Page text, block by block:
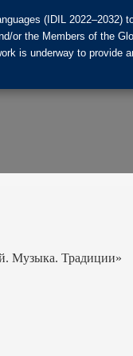
Музыка. Традиции»
(IDIL
the Members of the
is underway to provide